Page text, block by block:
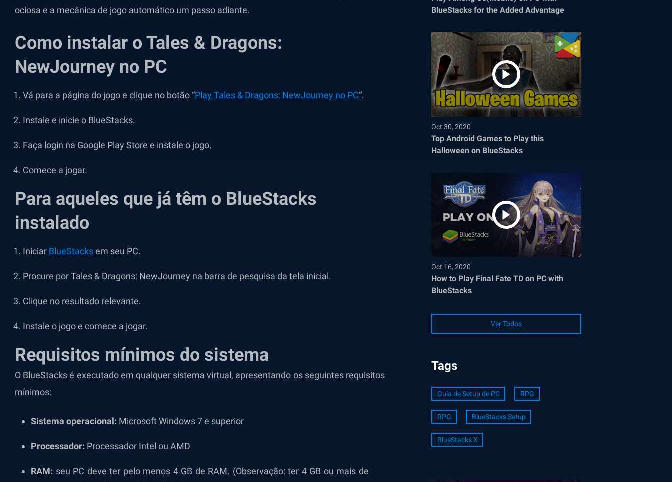
ociosa e a mecânica de jogo automático um passo adiante.
Como instalar o Tales & Dragons:
NewJourney no PC
Vá para a página do jogo e clique no botão “Play Tales & Dragons: NewJourney no PC“.
Instale e inicie o BlueStacks.
Faça login na Google Play Store e instale o jogo.
Comece a jogar.
Para aqueles que já têm o BlueStacks
instalado
Iniciar BlueStacksem seu PC.
Procure por Tales & Dragons: NewJourney na barra de pesquisa da tela inicial.
Clique no resultado relevante.
Instale o jogo e comece a jogar.
Requisitos mínimos do sistema
O BlueStacks é executado em qualquer sistema virtual, apresentando os seguintes requisitos
mínimos:
Sistema operacional: Microsoft Windows 7 e superior
Processador: Processador Intel ou AMD
RAM: seu PC deve ter pelo menos 4 GB de RAM. (Observação: ter 4 GB ou mais de
BlueStacks for the Added Advantage
Oct 30, 2020
Top Android Games to Play this
Halloween on BlueStacks
Oct 16, 2020
How to Play Final Fate TD on PC with
BlueStacks
Ver Todos
Tags
Guia de Setup de PC RPG
RPG BlueStacks Setup
BlueStacks X